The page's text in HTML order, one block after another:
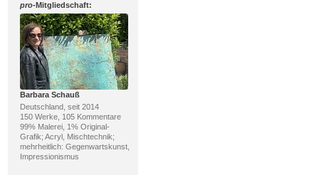
pro-Mitgliedschaft:
Barbara Schauß
Deutschland, seit 2014
150 Werke, 105 Kommentare
99% Malerei, 1% Original-
Grafik; Acryl, Mischtechnik;
mehrheitlich: Gegenwartskunst,
Impressionismus